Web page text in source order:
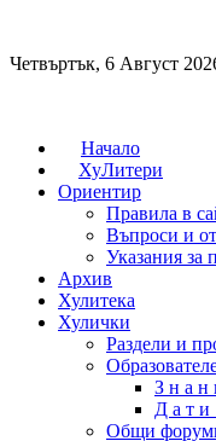
Четвъртък, 6 Август
Начало
ХуЛитери
Ориентир
Правила в
Въпроси и
Указания за
Архив
Хулитека
Хулички
Раздели и
З н а н
Д а т
Общи